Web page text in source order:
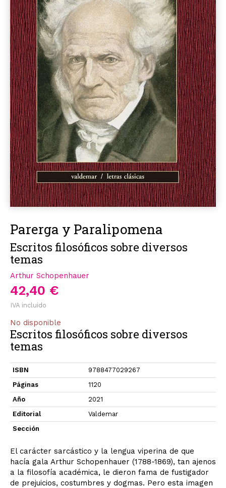
Parerga y Paralipomena
Escritos filosóficos sobre diversos
temas
Arthur Schopenhauer
42,40 €
IVA incluido
No disponible
Escritos filosóficos sobre diversos
temas
ISBN
9788477029267
Páginas
1120
Año
2021
Editorial
Valdemar
Sección
El carácter sarcástico y la lengua viperina de que
hacía gala Arthur Schopenhauer (1788-1869), tan ajenos
a la filosofía académica, le dieron fama de fustigador
de prejuicios, costumbres y dogmas. Pero esta imagen